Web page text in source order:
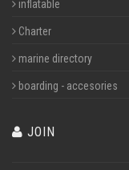
inflatable
Charter
marine directory
boarding - accesories
JOIN